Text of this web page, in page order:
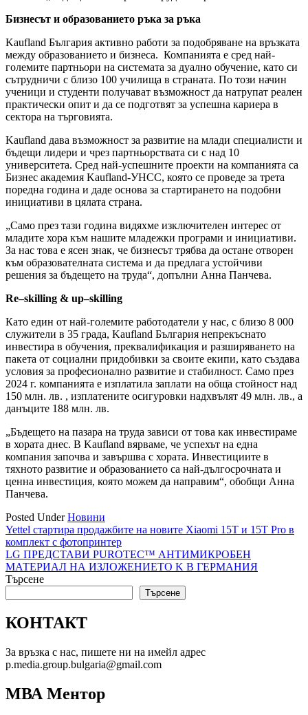
Бизнесът и образованието ръка за ръка
Kaufland България активно работи за подобряване на връзката
между образованието и бизнеса. Компанията е сред най-
големите партньори на системата за дуално обучение, като си
сътрудничи с близо 100 училища в страната. По този начин
ученици и студенти получават възможност да натрупат реален
практически опит и да се подготвят за успешна кариера в
сектора на търговията.
Kaufland дава възможност за развитие на млади специалисти и
бъдещи лидери и чрез партньорствата си с над 10
университета. Сред най-успешните проекти на компанията са
Бизнес академия Kaufland-УНСС, която се проведе за трета
поредна година и даде основа за стартирането на подобни
инициативи в цялата страна.
„Само през тази година видяхме изключителен интерес от
младите хора към нашите младежки програми и инициативи.
За нас това е ясен знак, че бизнесът трябва да остане отворен
към образователната система и да предлага устойчиви
решения за бъдещето на труда“, допълни Анна Панчева.
Re–skilling & up–skilling
Като един от най-големите работодатели у нас, с близо 8 000
служители в 35 града, Kaufland България непрекъснато
инвестира в обучения, преквалификация и разширяването на
пакета от социални придобивки за своите екипи, като създава
условия за професионално развитие и стабилност. Само през
2024 г. компанията е изплатила заплати на обща стойност над
150 млн. лв. , изплатените осигуровки надхвълят 49 млн. лв., а
данъците 188 млн. лв.
„Бъдещето на пазара на труда зависи от това как инвестираме
в хората днес. В Kaufland вярваме, че успехът на една
компания започва и завършва с хората. Инвестициите в
тяхното развитие и образованието са най-дългосрочната и
ценна инвестиция, която можем да направим“, обобщи Анна
Панчева.
Posted UnderНовини
Навигация
Yettel стартира продажбите на новите Xiaomi 15T и 15T Pro в
комплект с фотопринтер
LG ПРЕДСТАВИ PUROTEC™ АНТИМИКРОБЕН
МАТЕРИАЛ НА ИЗЛОЖЕНИЕТО K В ГЕРМАНИЯ
Търсене
Търсене
КОНТАКТ
За връзка с нас, пишете ни на имейл адрес
p.media.group.bulgaria@gmail.com
МВА Ментор